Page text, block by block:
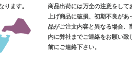
ります。
商品出荷には万全の注意をして
上げ商品に破損、初期不良があ
品がご注文内容と異なる場合、
内に弊社までご連絡をお願い致
前にご連絡下さい。